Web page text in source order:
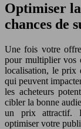
Optimiser
chances de
Une fois votre
pour multiplier vos
localisation, le prix
qui peuvent
les acheteurs
cibler la bonne
un prix attractif.
optimiser votre